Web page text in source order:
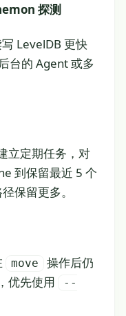
探测
LevelDB 更快
台的 Agent 或多
立定期任务，对
到保留最近 5 个
保留更多。
move
操作后仍
优先使用
--